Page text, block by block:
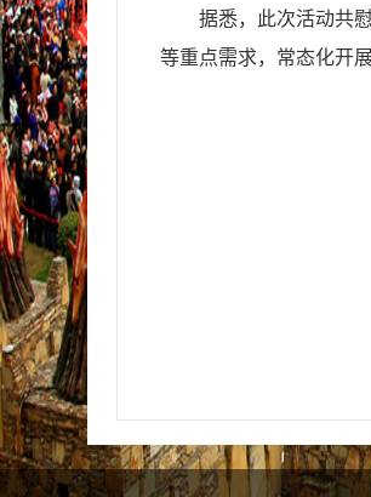
据悉，此次活动共
等重点需求，常态化开